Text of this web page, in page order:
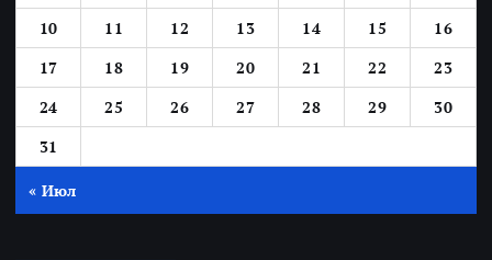
10
11 12 13 14 15
16
17
18 19 20 21 22
23
24
25 26 27 28 29
30
31
« Июл